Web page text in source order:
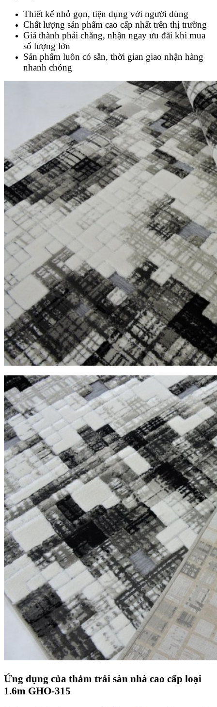
Thiết kế nhỏ gọn, tiện dụng với người dùng
Chất lượng sản phẩm cao cấp nhất trên thị trường
Giá thành phải chăng, nhận ngay ưu đãi khi mua
số lượng lớn
Sản phẩm luôn có sẵn, thời gian giao nhận hàng
nhanh chóng
Ứng dụng của thảm trải sàn nhà cao cấp loại
1.6m GHO-315